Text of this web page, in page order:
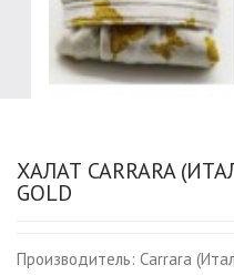
ХАЛАТ CARRARA
GOLD
Производитель: Carrara